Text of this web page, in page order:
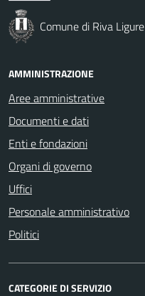
Comune di Riva Ligure
AMMINISTRAZIONE
Aree amministrative
Documenti e dati
Enti e fondazioni
Organi di governo
Uffici
Personale amministrativo
Politici
CATEGORIE DI SERVIZIO